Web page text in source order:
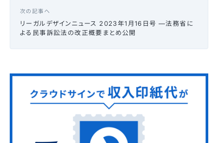
次の記事へ
リーガルデザインニュース 2023年1月16日号 —法務省に
よる民事訴訟法の改正概要まとめ公開